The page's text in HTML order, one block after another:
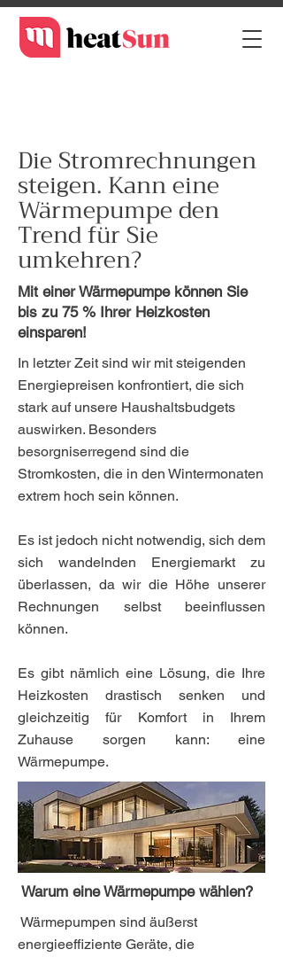
Die Stromrechnungen
steigen. Kann eine
Wärmepumpe den
Trend für Sie
umkehren?
Mit einer Wärmepumpe können Sie
bis zu 75 % Ihrer Heizkosten
einsparen!
In letzter Zeit sind wir mit steigenden
Energiepreisen konfrontiert, die sich
stark auf unsere Haushaltsbudgets
auswirken. Besonders
besorgniserregend sind die
Stromkosten, die in den Wintermonaten
extrem hoch sein können.
Es ist jedoch nicht notwendig, sich dem
sich wandelnden Energiemarkt zu
überlassen, da wir die Höhe unserer
Rechnungen selbst beeinflussen
können.
Es gibt nämlich eine Lösung, die Ihre
Heizkosten drastisch senken und
gleichzeitig für Komfort in Ihrem
Zuhause sorgen kann: eine
Wärmepumpe.
Warum eine Wärmepumpe wählen?
Wärmepumpen sind äußerst
energieeffiziente Geräte, die